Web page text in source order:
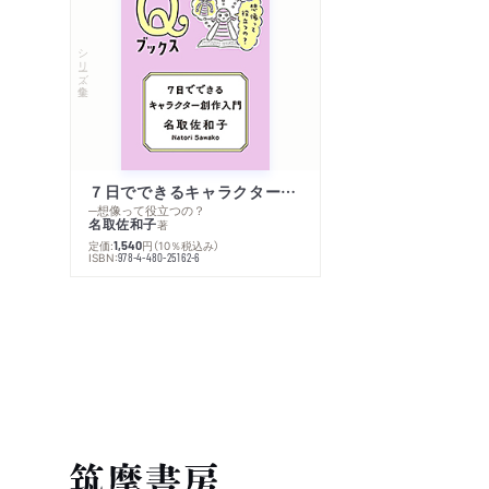
シリーズ・全集
７日でできるキャラクター創作入門
─想像って役立つの？
名取佐和子著
定価:1,540円 （10％税込み）
ISBN:978-4-480-25162-6